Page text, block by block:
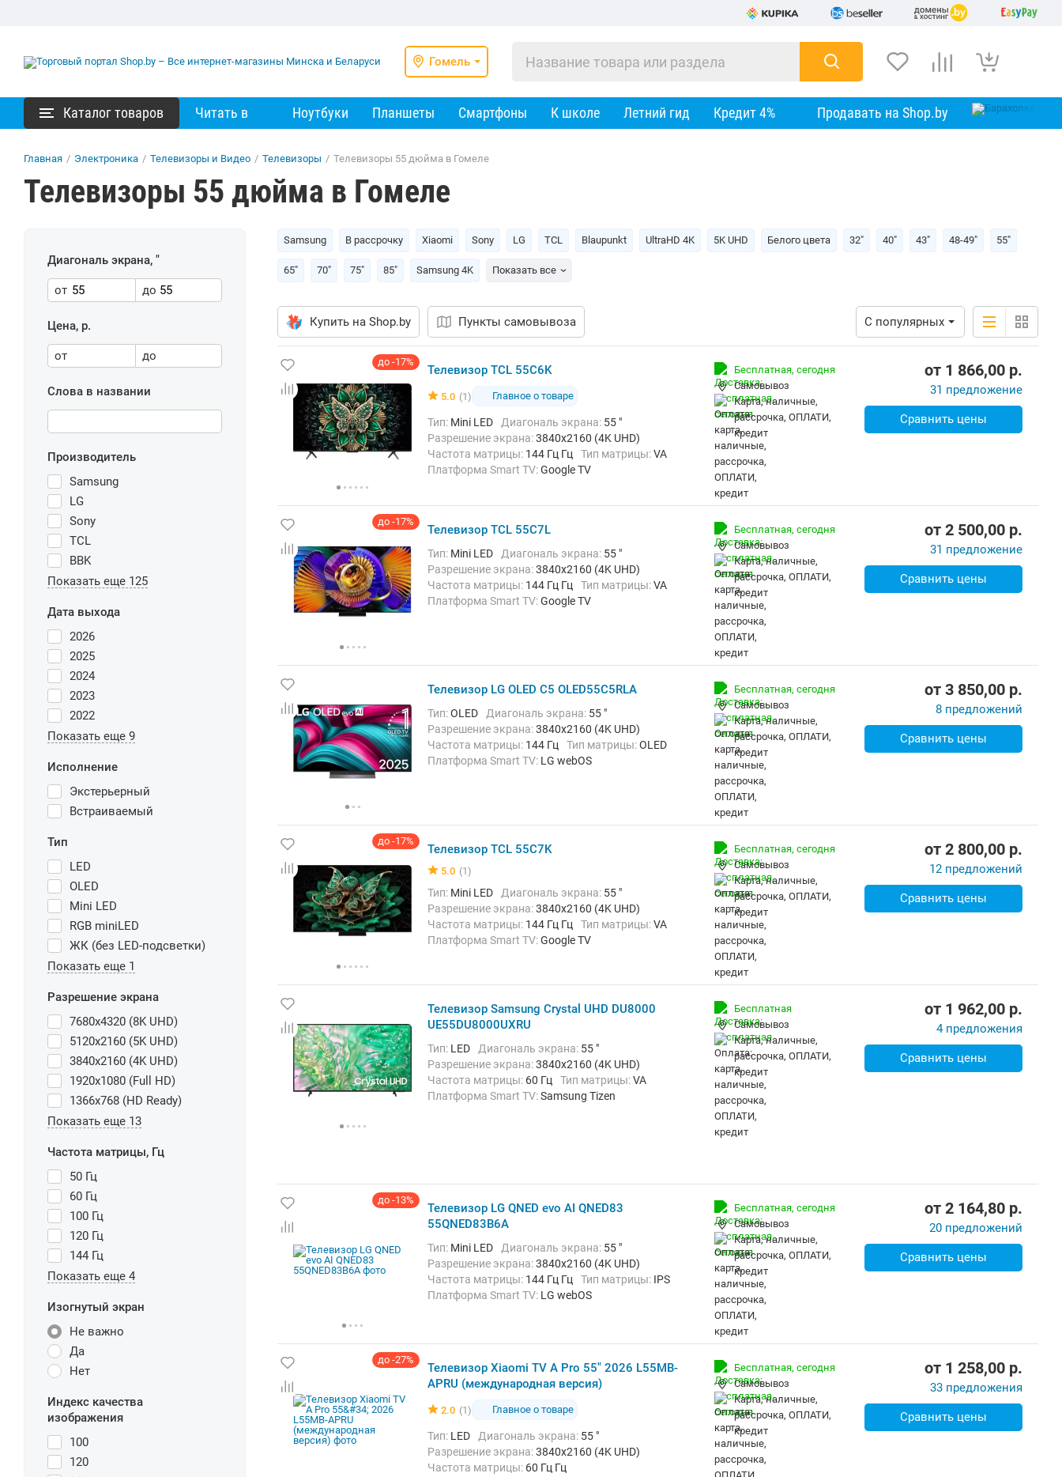
Гомель
Каталог товаров Читать в Ноутбуки Планшеты Смартфоны К школе Летний гид Кредит 4% Продавать на Shop.by
Главная / Электроника / Телевизоры и Видео / Телевизоры / Телевизоры 55 дюйма в Гомеле
Телевизоры 55 дюйма в Гомеле
Диагональ экрана, "
от до
Цена, р.
от до
Слова в названии
Производитель
Samsung
LG
Sony
TCL
BBK
Показать еще 125
Дата выхода
2026
2025
2024
2023
2022
Показать еще 9
Исполнение
Экстерьерный
Встраиваемый
Тип
LED
OLED
Mini LED
RGB miniLED
ЖК (без LED-подсветки)
Показать еще 1
Разрешение экрана
7680x4320 (8K UHD)
5120x2160 (5K UHD)
3840x2160 (4K UHD)
1920x1080 (Full HD)
1366x768 (HD Ready)
Показать еще 13
Частота матрицы, Гц
50 Гц
60 Гц
100 Гц
120 Гц
144 Гц
Показать еще 4
Изогнутый экран
Не важно
Да
Нет
Индекс качества
изображения
100
120
Samsung В рассрочку Xiaomi Sony LG TCL Blaupunkt UltraHD 4K 5K UHD Белого цвета 32" 40" 43" 48-49" 55"
65" 70" 75" 85" Samsung 4K Показать все
Купить на Shop.by Пункты самовывоза С популярных
до -17%
Телевизор TCL 55C6K
5.0 (1) Главное о товаре
Тип: Mini LED Диагональ экрана: 55 "
Разрешение экрана:3840x2160 (4K UHD)
Частота матрицы: 144 Гц Гц Тип матрицы:VA
Платформа Smart TV:Google TV
Бесплатная, сегодня
Самовывоз
карта, наличные,
рассрочка, ОПЛАТИ,
кредит
от 1 866,00 p.
31 предложение
Сравнить цены
до -17%
Телевизор TCL 55C7L
Тип: Mini LED Диагональ экрана: 55 "
Разрешение экрана:3840x2160 (4K UHD)
Частота матрицы: 144 Гц Гц Тип матрицы:VA
Платформа Smart TV:Google TV
Бесплатная, сегодня
Самовывоз
карта, наличные,
рассрочка, ОПЛАТИ,
кредит
от 2 500,00 p.
31 предложение
Сравнить цены
Телевизор LG OLED C5 OLED55C5RLA
Тип:OLED Диагональ экрана: 55 "
Разрешение экрана:3840x2160 (4K UHD)
Частота матрицы: 144 Гц Тип матрицы:OLED
Платформа Smart TV: LG webOS
Бесплатная, сегодня
Самовывоз
карта, наличные,
рассрочка, ОПЛАТИ,
кредит
от 3 850,00 p.
8 предложений
Сравнить цены
до -17%
Телевизор TCL 55C7K
5.0 (1)
Тип: Mini LED Диагональ экрана: 55 "
Разрешение экрана:3840x2160 (4K UHD)
Частота матрицы: 144 Гц Гц Тип матрицы:VA
Платформа Smart TV:Google TV
Бесплатная, сегодня
Самовывоз
карта, наличные,
рассрочка, ОПЛАТИ,
кредит
от 2 800,00 p.
12 предложений
Сравнить цены
Телевизор Samsung Crystal UHD DU8000
UE55DU8000UXRU
Тип: LED Диагональ экрана: 55 "
Разрешение экрана:3840x2160 (4K UHD)
Частота матрицы: 60 Гц Тип матрицы:VA
Платформа Smart TV:Samsung Tizen
Бесплатная
Самовывоз
карта, наличные,
рассрочка, ОПЛАТИ,
кредит
от 1 962,00 p.
4 предложения
Сравнить цены
до -13%
Телевизор LG QNED evo AI QNED83
55QNED83B6A
Тип: Mini LED Диагональ экрана: 55 "
Разрешение экрана:3840x2160 (4K UHD)
Частота матрицы: 144 Гц Гц Тип матрицы: IPS
Платформа Smart TV: LG webOS
Бесплатная, сегодня
Самовывоз
карта, наличные,
рассрочка, ОПЛАТИ,
кредит
от 2 164,80 p.
20 предложений
Сравнить цены
до -27%
Телевизор Xiaomi TV A Pro 55" 2026 L55MB-
APRU (международная версия)
2.0 (1) Главное о товаре
Тип: LED Диагональ экрана: 55 "
Разрешение экрана:3840x2160 (4K UHD)
Частота матрицы: 60 Гц Гц
Бесплатная, сегодня
Самовывоз
карта, наличные,
рассрочка, ОПЛАТИ,
кредит
от 1 258,00 p.
33 предложения
Сравнить цены